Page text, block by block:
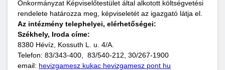
Önkormányzat Képviselőtestület által alkotott költségvetési
rendelete határozza meg, képviseletét az igazgató látja el.
Az intézmény telephelyei, elérhetőségei:
Székhely, Iroda címe:
8380 Hévíz, Kossuth L. u. 4/A.
Telefon: 83/343-400, 83/540-212, 30/267-1900
email: hevizgamesz kukac hevizgamesz pont hu